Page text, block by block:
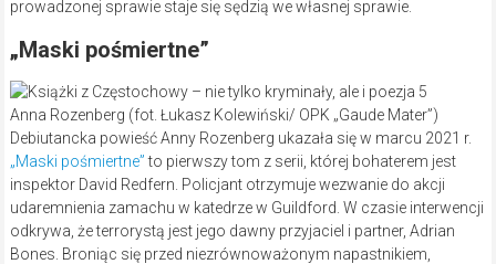
prowadzonej sprawie staje się sędzią we własnej sprawie.
„Maski pośmiertne”
Anna Rozenberg (fot. Łukasz Kolewiński/ OPK „Gaude Mater”)
Debiutancka powieść Anny Rozenberg ukazała się w marcu 2021 r.
„Maski pośmiertne”to pierwszy tom z serii, której bohaterem jest
inspektor David Redfern. Policjant otrzymuje wezwanie do akcji
udaremnienia zamachu w katedrze w Guildford. W czasie interwencji
odkrywa, że terrorystą jest jego dawny przyjaciel i partner, Adrian
Bones. Broniąc się przed niezrównoważonym napastnikiem,